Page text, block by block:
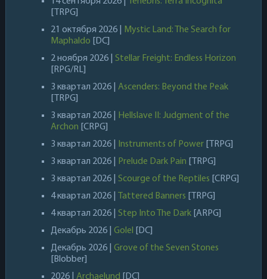
[TRPG]
21 октября 2026 | Mystic Land: The Search for
Maphaldo
[DC]
2 ноября 2026 | Stellar Freight: Endless Horizon
[RPG/RL]
3 квартал 2026 | Ascenders: Beyond the Peak
[TRPG]
3 квартал 2026 | Hellslave II: Judgment of the
Archon [CRPG]
3 квартал 2026 | Instruments of Power
[TRPG]
3 квартал 2026 | Prelude Dark Pain
[TRPG]
3 квартал 2026 | Scourge of the Reptiles [CRPG]
4 квартал 2026 |
Tattered Banners
[TRPG]
4 квартал 2026 | Step Into The Dark [ARPG]
Декабрь 2026 | Golel
[DC]
Декабрь 2026 | Grove of the Seven Stones
[Blobber]
2026 | Archaelund
[DC]